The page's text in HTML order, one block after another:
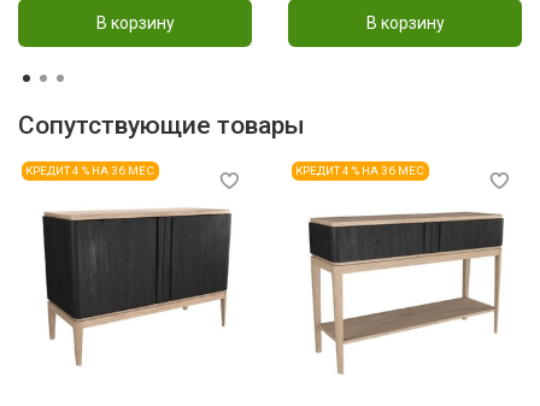
В корзину В корзину
Сопутствующие товары
КРЕДИТ 4 % НА 36 МЕС КРЕДИТ 4 % НА 36 МЕС